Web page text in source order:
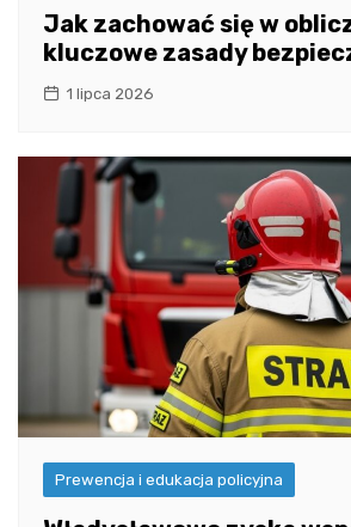
Jak zachować się w
kluczowe zasady
1 lipca 2026
Prewencja i edukacja policyjna